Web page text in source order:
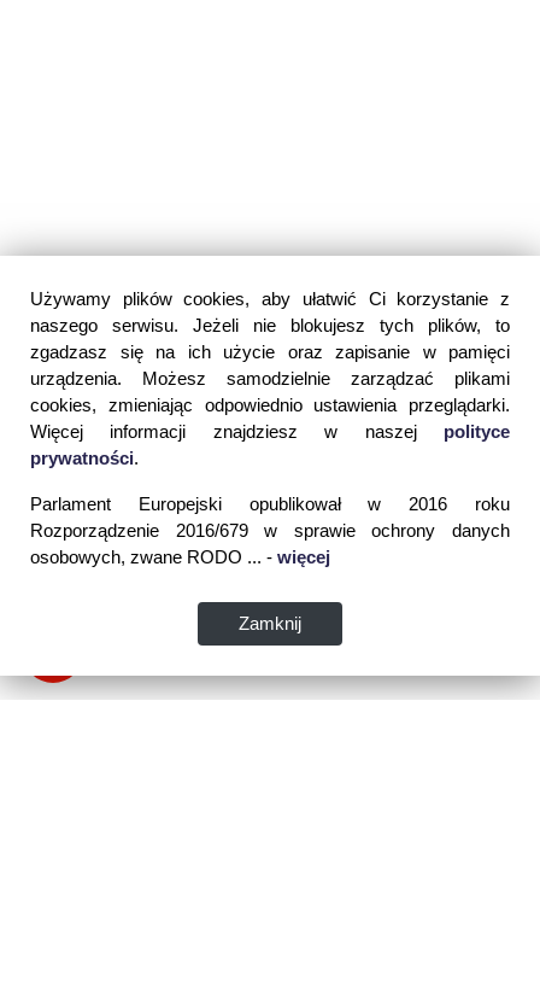
Używamy plików cookies, aby ułatwić Ci korzystanie z
naszego serwisu. Jeżeli nie blokujesz tych plików, to
zgadzasz się na ich użycie oraz zapisanie w pamięci
urządzenia. Możesz samodzielnie zarządzać plikami
cookies, zmieniając odpowiednio ustawienia przeglądarki.
Więcej informacji znajdziesz w naszej polityce
prywatności.
Parlament Europejski opublikował w 2016 roku
Rozporządzenie 2016/679 w sprawie ochrony danych
osobowych, zwane RODO ... - więcej
Zamknij